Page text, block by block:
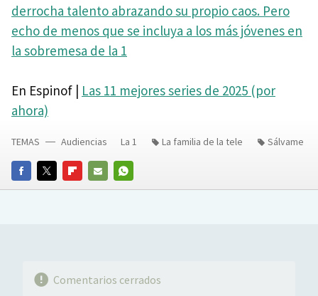
derrocha talento abrazando su propio caos. Pero
echo de menos que se incluya a los más jóvenes en
la sobremesa de la 1
En Espinof | Las 11 mejores series de 2025 (por
ahora)
FACEBOOKTWITTERFLIPBOARD
E-
WHATSAPP
TEMAS Audiencias La 1 La familia de la tele Sálvame
Comentarios cerrados